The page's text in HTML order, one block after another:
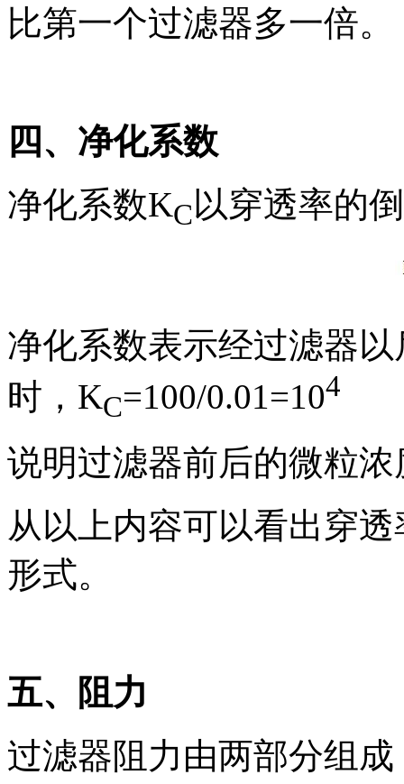
比第一个过滤器多一倍。
四、净化系数
净化系数KC以穿透率的
净化系数表示经过滤器
时，KC=100/0.01=104
说明过滤器前后的微粒
从以上内容可以看出穿
形式。
五、阻力
过滤器阻力由两部分组